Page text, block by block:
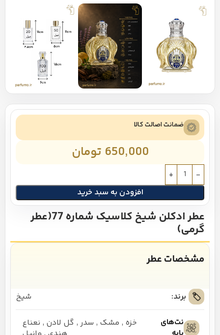
ضمانت اصالت کالا
650,000 تومان
افزودن به سبد خرید
عطر ادکلن شیخ کلاسیک شماره 77(عطر
گرمی)
مشخصات عطر
برند: شیخ
نت‌های
خزه , مشک , سدر , گل لادن , نعناع